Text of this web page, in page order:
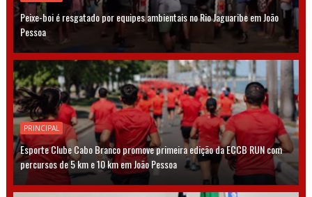
Peixe-boi é resgatado por equipes ambientais no Rio Jaguaribe em João
Pessoa
PRINCIPAL
Esporte Clube Cabo Branco promove primeira edição da ECCB RUN com
percursos de 5 km e 10 km em João Pessoa